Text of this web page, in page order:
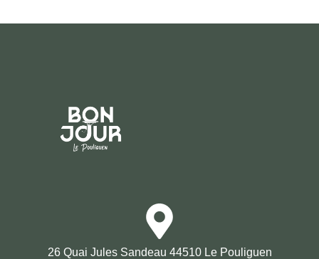
26 Quai Jules Sandeau 44510 Le Pouliguen